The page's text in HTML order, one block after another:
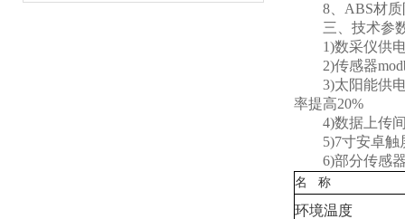
8、ABS材质
三、技术参
1)数采仪供电
2)传感器
3)太阳能供电
率提高20%
4)数据上传间
5)7寸安卓触屏
6)部分传感器
名 称
环境温度